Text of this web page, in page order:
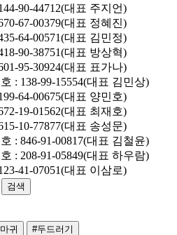
90-44712(대표 주지언)
67-00379(대표 정혜진)
64-00571(대표 김민정)
90-38751(대표 방상혁)
95-30924(대표 표가나)
: 138-99-15554(대표 김민상)
64-00675(대표 양민호)
19-01562(대표 최재호)
10-77877(대표 송성문)
: 846-91-00817(대표 김철윤)
: 208-91-05849(대표 하우람)
41-07051(대표 이삼로)
귀 #두드러기